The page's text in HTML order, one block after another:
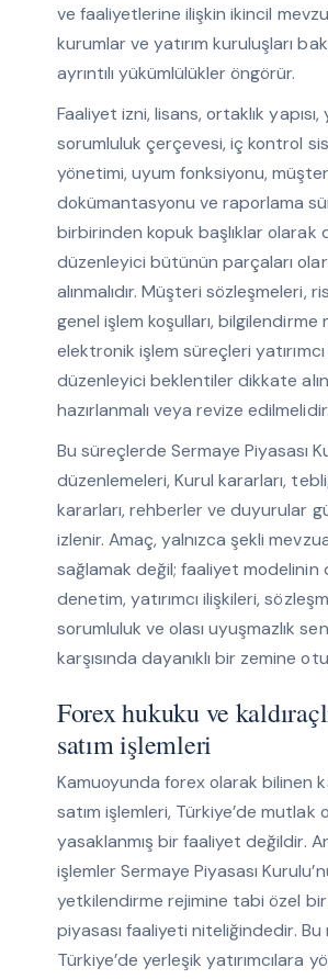
ve faaliyetlerine ilişkin ikincil
kurumlar ve yatırım kuruluşları
ayrıntılı yükümlülükler öngörür.
Faaliyet izni, lisans, ortaklık
sorumluluk çerçevesi, iç kontrol
yönetimi, uyum fonksiyonu,
dokümantasyonu ve raporlama
birbirinden kopuk başlıklar olarak
düzenleyici bütünün parçaları
alınmalıdır. Müşteri sözleşmeleri,
genel işlem koşulları, bilgilendirme
elektronik işlem süreçleri yatırımcı
düzenleyici beklentiler dikkate
hazırlanmalı veya revize edilmelidir.
Bu süreçlerde Sermaye Piyasası
düzenlemeleri, Kurul kararları,
kararları, rehberler ve duyurular
izlenir. Amaç, yalnızca şekli
sağlamak değil; faaliyet modelinin
denetim, yatırımcı ilişkileri,
sorumluluk ve olası uyuşmazlık
karşısında dayanıklı bir zemine
Forex hukuku ve
satım işlemleri
Kamuoyunda forex olarak bilinen
satım işlemleri, Türkiye’de mutlak
yasaklanmış bir faaliyet değildir.
işlemler Sermaye Piyasası
yetkilendirme rejimine tabi özel
piyasası faaliyeti niteliğindedir. Bu
Türkiye’de yerleşik yatırımcılara